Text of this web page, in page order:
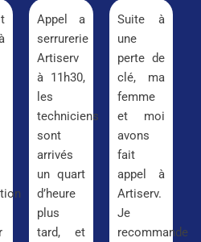
Appel a
serrurerie
Artiserv
à 11h30,
les
techniciens
sont
arrivés
un quart
d’heure
plus
tard, et
Suite à
une
perte de
clé, ma
femme
et moi
avons
fait
appel à
Artiserv.
Je
recommande